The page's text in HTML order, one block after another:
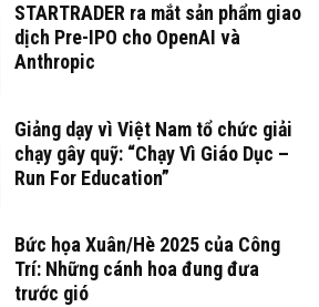
STARTRADER ra mắt sản phẩm giao
dịch Pre-IPO cho OpenAI và
Anthropic
Giảng dạy vì Việt Nam tổ chức giải
chạy gây quỹ: “Chạy Vì Giáo Dục –
Run For Education”
Bức họa Xuân/Hè 2025 của Công
Trí: Những cánh hoa đung đưa
trước gió